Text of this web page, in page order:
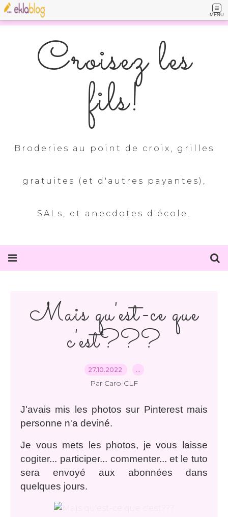
MENU
Croisez les
fils!
Broderies au point de croix, grilles
gratuites (et d'autres payantes),
SALs, et anecdotes d'école.
Mais qu'est-ce que
c'est???
27.10.2022 …
Par Caro-CLF
J'avais mis les photos sur Pinterest mais
personne n'a deviné.
Je vous mets les photos, je vous laisse
cogiter... participer... commenter... et le tuto
sera envoyé aux abonnées dans
quelques jours.